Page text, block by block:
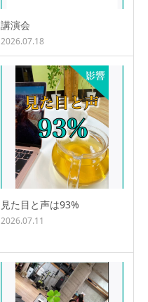
講演会
2026.07.18
見た目と声は93%
2026.07.11